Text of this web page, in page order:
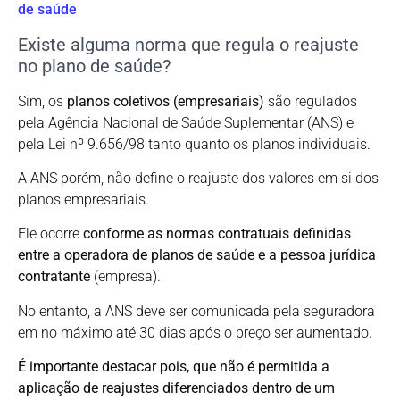
de saúde
Existe alguma norma que regula o reajuste
no plano de saúde?
Sim, os planos coletivos (empresariais) são regulados
pela Agência Nacional de Saúde Suplementar (ANS) e
pela Lei nº 9.656/98 tanto quanto os planos individuais.
A ANS porém, não define o reajuste dos valores em si dos
planos empresariais.
Ele ocorre conforme as normas contratuais definidas
entre a operadora de planos de saúde e a pessoa jurídica
contratante (empresa).
No entanto, a ANS deve ser comunicada pela seguradora
em no máximo até 30 dias após o preço ser aumentado.
É importante destacar pois, que não é permitida a
aplicação de reajustes diferenciados dentro de um